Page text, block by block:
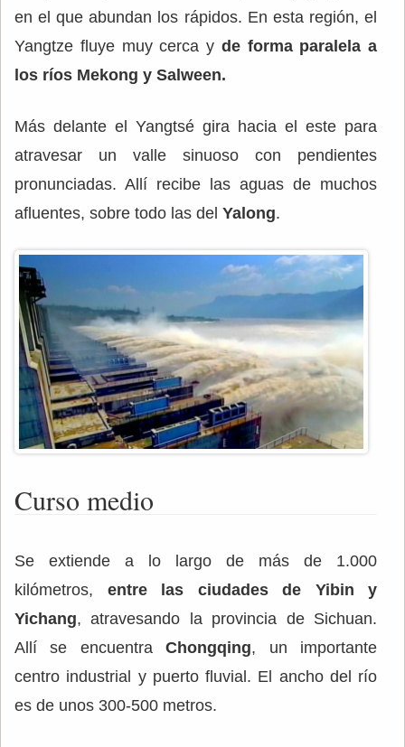
en el que abundan los rápidos. En esta región, el
Yangtze fluye muy cerca y de forma paralela a
los ríos Mekong y Salween.
Más delante el Yangtsé gira hacia el este para
atravesar un valle sinuoso con pendientes
pronunciadas. Allí recibe las aguas de muchos
afluentes, sobre todo las del Yalong.
Curso medio
Se extiende a lo largo de más de 1.000
kilómetros, entre las ciudades de Yibin y
Yichang, atravesando la provincia de Sichuan.
Allí se encuentraChongqing, un importante
centro industrial y puerto fluvial. El ancho del río
es de unos 300-500 metros.